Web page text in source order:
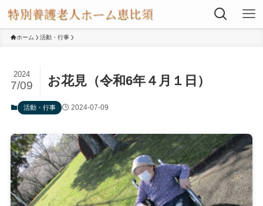
ホーム 活動・行事
お花見（令和6年４月１日）
2024
7/09
活動・行事 2024-07-09